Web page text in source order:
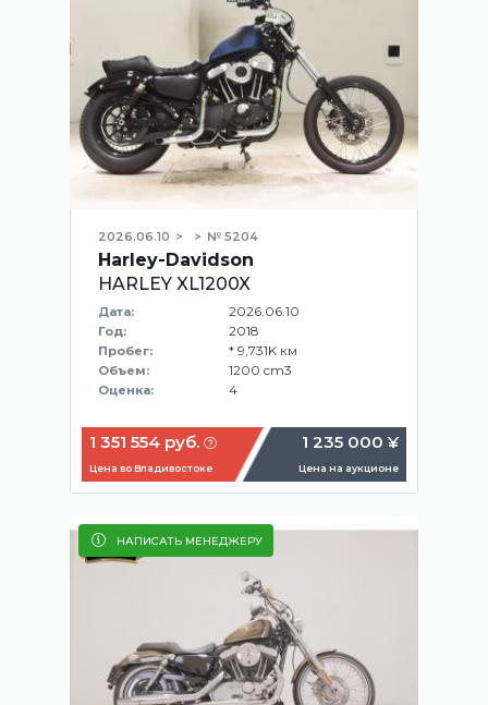
2026.06.10 № 5204
Harley-Davidson
HARLEY XL1200X
Дата: 2026.06.10
Год: 2018
Пробег: * 9,731K км
Объем: 1200 cm3
Оценка: 4
1 351 554 руб.
Цена во Владивостоке
1 235 000 ¥
Цена на аукционе
НАПИСАТЬ МЕНЕДЖЕРУ